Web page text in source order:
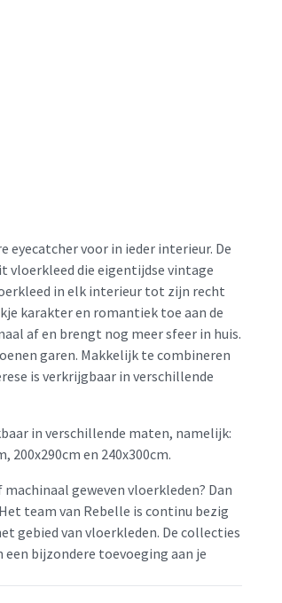
eyecatcher voor in ieder interieur. De
vloerkleed die eigentijdse vintage
in elk interieur tot zijn recht
karakter en romantiek toe aan de
af en brengt nog meer sfeer in huis.
garen. Makkelijk te combineren
is verkrijgbaar in verschillende
in verschillende maten, namelijk:
200x290cm en 240x300cm.
geweven vloerkleden? Dan
team van Rebelle is continu bezig
gebied van vloerkleden. De collecties
bijzondere toevoeging aan je